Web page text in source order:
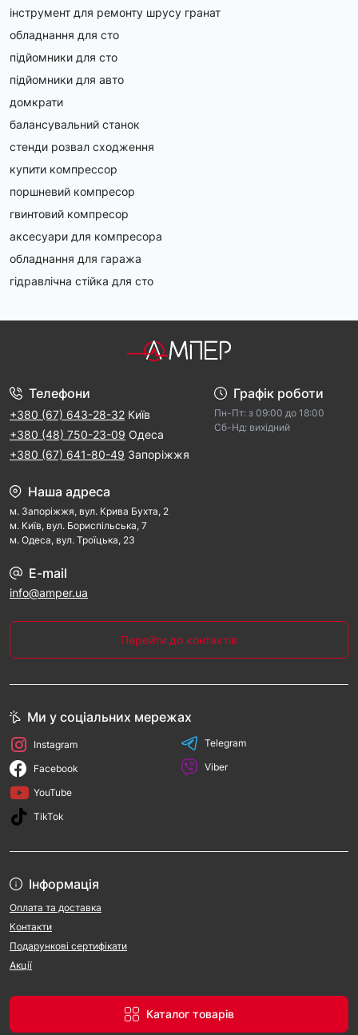
інструмент для ремонту шрусу гранат
обладнання для сто
підйомники для сто
підйомники для авто
домкрати
балансувальний станок
стенди розвал сходження
купити компрессор
поршневий компресор
гвинтовий компресор
аксесуари для компресора
обладнання для гаража
гідравлічна стійка для сто
Телефони
+380 (67) 643-28-32 Київ
+380 (48) 750-23-09 Одеса
+380 (67) 641-80-49 Запоріжжя
Графік роботи
Пн-Пт: з 09:00 дo 18:00
Cб-Hд: виxідний
Наша адреса
м. Запорiжжя, вул. Крива Бухта, 2
м. Kиїв, вул. Бориспільська, 7
м. Одеса, вул. Троїцька, 23
E-mail
info@amper.ua
Перейти до контактів
Інформація
Оплата та доставка
Контакти
Подарункові сертифікати
Акції
Каталог товарів
Ми у соціальних мережах
Instagram
Facebook
YouTube
TikTok
Telegram
Viber